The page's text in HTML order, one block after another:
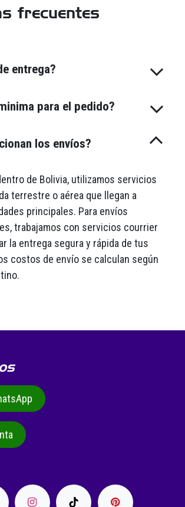
frecuentes
entrega?
para el pedido?
los envíos?
de Bolivia, utilizamos servicios
terrestre o aérea que llegan a
principales. Para envíos
trabajamos con servicios courrier
la entrega segura y rápida de tus
costos de envío se calculan según